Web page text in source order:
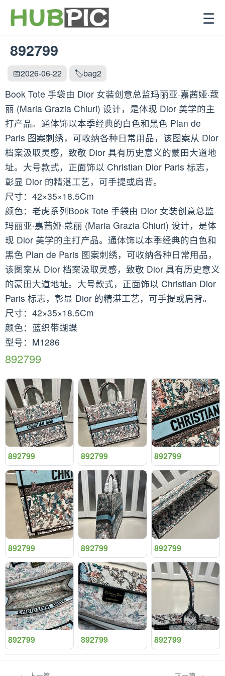
☰
892799
📅2026-06-22 🏷️bag2
Book Tote 手袋由 Dior 女装创意总监玛丽亚·嘉茜娅·蔻
丽 (Maria Grazia Chiuri) 设计，是体现 Dior 美学的主
打产品。通体饰以本季经典的白色和黑色 Plan de
Paris 图案刺绣，可收纳各种日常用品，该图案从 Dior
档案汲取灵感，致敬 Dior 具有历史意义的蒙田大道地
址。大号款式，正面饰以 Christian Dior Paris 标志，
彰显 Dior 的精湛工艺，可手提或肩背。
尺寸：42×35×18.5Cm
颜色：老虎系列Book Tote 手袋由 Dior 女装创意总监
玛丽亚·嘉茜娅·蔻丽 (Maria Grazia Chiuri) 设计，是体
现 Dior 美学的主打产品。通体饰以本季经典的白色和
黑色 Plan de Paris 图案刺绣，可收纳各种日常用品，
该图案从 Dior 档案汲取灵感，致敬 Dior 具有历史意义
的蒙田大道地址。大号款式，正面饰以 Christian Dior
Paris 标志，彰显 Dior 的精湛工艺，可手提或肩背。
尺寸：42×35×18.5Cm
颜色：蓝织带蝴蝶
型号：M1286
892799
892799 892799 892799
892799 892799 892799
892799 892799 892799